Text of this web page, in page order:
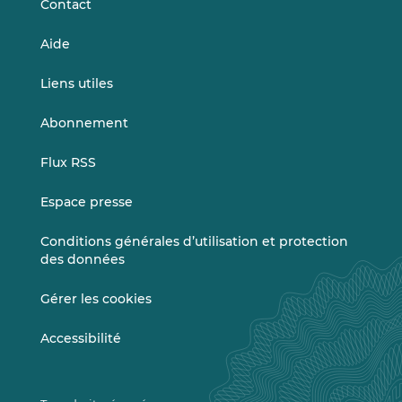
Contact
Aide
Liens utiles
Abonnement
Flux RSS
Espace presse
Conditions générales d’utilisation et protection
des données
Gérer les cookies
Accessibilité